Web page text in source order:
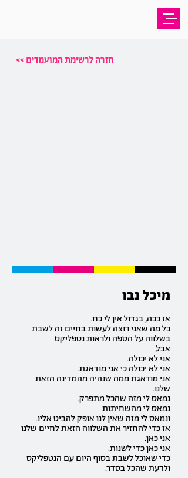
<< חזרה לרשימת המועמדים
מיכל נבו
אז ככה, בגדול אין לי כח.
כל מה שאני רוצה לעשות בחיים זה לשבת
בשלווה על הספה ולראות נטפליקס
אבל,
אני לא יכולה.
אני לא יכולה כי אני מודאגת.
אני מודאגת ממה שנהיה מהמדינה הזאת
שלנו.
נמאס לי מזה שהכל מתפרק.
נמאס לי מהשחיתות
ונמאס לי מזה שאין לנו אופק להביט אליו.
אז כדי להחזיר את השלווה הזאת לחיים שלנו
אני כאן.
אני כאן כדי לשנות.
כדי שאוכל לשבת בסוף היום עם הנטפליקס
ולדעת שהכל בסדר.